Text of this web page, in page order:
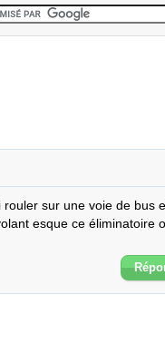
sur une voie de bus
esque ce éliminatoire